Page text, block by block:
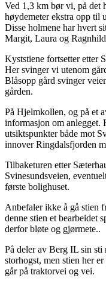
Ved 1,3 km bør vi, på det
høydemeter ekstra opp til
Disse holmene har hvert
Margit, Laura og
Kyststiene fortsetter etter
Her svinger vi utenom
Blåsopp gård svinger
gården.
På Hjelmkollen, og på et
informasjon om anlegget.
utsiktspunkter både mot
innover Ringdalsfjorden
Tilbaketuren etter
Svinesundsveien,
første bolighuset.
Anbefaler ikke å gå stien
denne stien et bearbeidet
derfor bløte og gjørmete..
På deler av Berg IL sin
storhogst, men stien her
går på traktorvei og vei.